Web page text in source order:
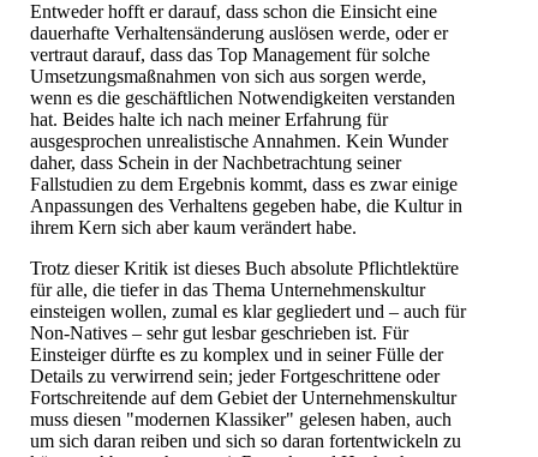
Entweder hofft er darauf, dass schon die Einsicht eine
dauerhafte Verhaltensänderung auslösen werde, oder er
vertraut darauf, dass das Top Management für solche
Umsetzungsmaßnahmen von sich aus sorgen werde,
wenn es die geschäftlichen Notwendigkeiten verstanden
hat. Beides halte ich nach meiner Erfahrung für
ausgesprochen unrealistische Annahmen. Kein Wunder
daher, dass Schein in der Nachbetrachtung seiner
Fallstudien zu dem Ergebnis kommt, dass es zwar einige
Anpassungen des Verhaltens gegeben habe, die Kultur in
ihrem Kern sich aber kaum verändert habe.
Trotz dieser Kritik ist dieses Buch absolute Pflichtlektüre
für alle, die tiefer in das Thema Unternehmenskultur
einsteigen wollen, zumal es klar gegliedert und – auch für
Non-Natives – sehr gut lesbar geschrieben ist. Für
Einsteiger dürfte es zu komplex und in seiner Fülle der
Details zu verwirrend sein; jeder Fortgeschrittene oder
Fortschreitende auf dem Gebiet der Unternehmenskultur
muss diesen "modernen Klassiker" gelesen haben, auch
um sich daran reiben und sich so daran fortentwickeln zu